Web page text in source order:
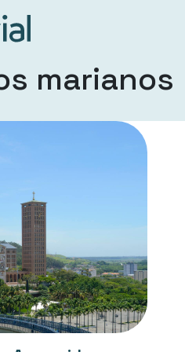
marianos